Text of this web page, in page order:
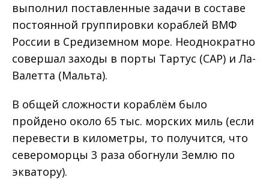
выполнил поставленные задачи в составе
постоянной группировки кораблей ВМФ
России в Средиземном море. Неоднократно
совершал заходы в порты Тартус (САР) и Ла-
Валетта (Мальта).
В общей сложности кораблём было
пройдено около 65 тыс. морских миль (если
перевести в километры, то получится, что
североморцы 3 раза обогнули Землю по
экватору).